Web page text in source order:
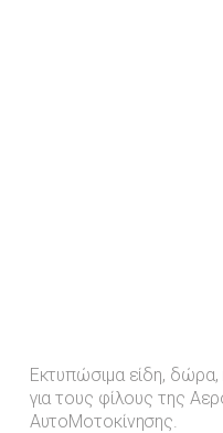
Εκτυπώσιμα είδη, δώρα,
για τους φίλους της
ΑυτοΜοτοκίνησης.